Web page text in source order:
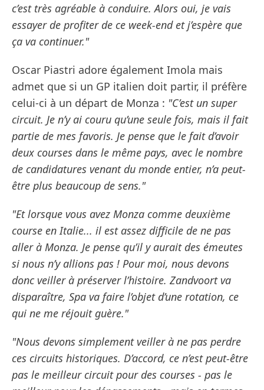
c’est très agréable à conduire. Alors oui, je vais
essayer de profiter de ce week-end et j’espère que
ça va continuer."
Oscar Piastri adore également Imola mais
admet que si un GP italien doit partir, il préfère
celui-ci à un départ de Monza : "C’est un super
circuit. Je n’y ai couru qu’une seule fois, mais il fait
partie de mes favoris. Je pense que le fait d’avoir
deux courses dans le même pays, avec le nombre
de candidatures venant du monde entier, n’a peut-
être plus beaucoup de sens."
"Et lorsque vous avez Monza comme deuxième
course en Italie... il est assez difficile de ne pas
aller à Monza. Je pense qu’il y aurait des émeutes
si nous n’y allions pas ! Pour moi, nous devons
donc veiller à préserver l’histoire. Zandvoort va
disparaître, Spa va faire l’objet d’une rotation, ce
qui ne me réjouit guère."
"Nous devons simplement veiller à ne pas perdre
ces circuits historiques. D’accord, ce n’est peut-être
pas le meilleur circuit pour des courses - pas le